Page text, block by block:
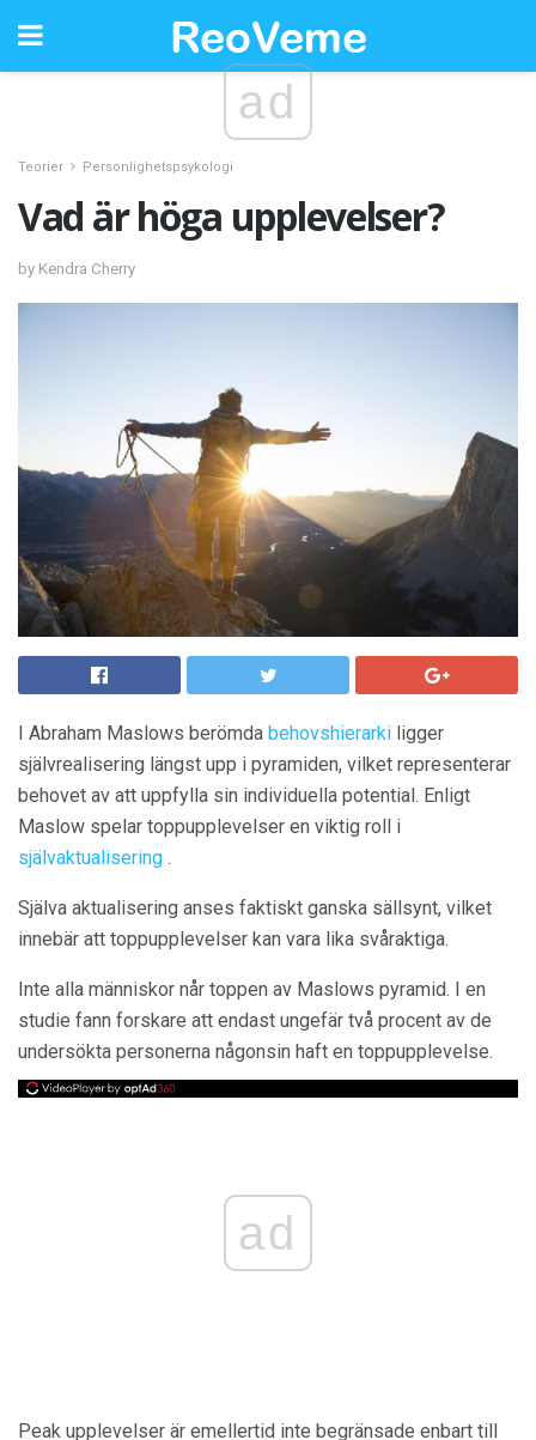
ad
Teorier Personlighetspsykologi
Vad är höga upplevelser?
by Kendra Cherry
I Abraham Maslows berömda behovshierarki ligger
självrealisering längst upp i pyramiden, vilket representerar
behovet av att uppfylla sin individuella potential. Enligt
Maslow spelar toppupplevelser en viktig roll i
självaktualisering .
Själva aktualisering anses faktiskt ganska sällsynt, vilket
innebär att toppupplevelser kan vara lika svåraktiga.
Inte alla människor når toppen av Maslows pyramid. I en
studie fann forskare att endast ungefär två procent av de
undersökta personerna någonsin haft en toppupplevelse.
ad
Peak upplevelser är emellertid inte begränsade enbart till